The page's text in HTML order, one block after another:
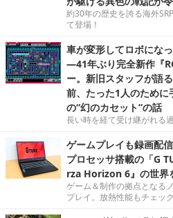
約30年の歴史を誇る海外
て登場！
車が変形してロボにな
―41年ぶり完全新作『
ー。新旧スタッフが語
前、たった1人のため
の“幻のカセット”の話
長い時を経て受け継がれる
ゲームプレイも録画配
プロセッサ搭載の「G
rza Horizon 6』の世界
ゲーム＆制作の拠点となる
プレイ。放熱性能もチェッ